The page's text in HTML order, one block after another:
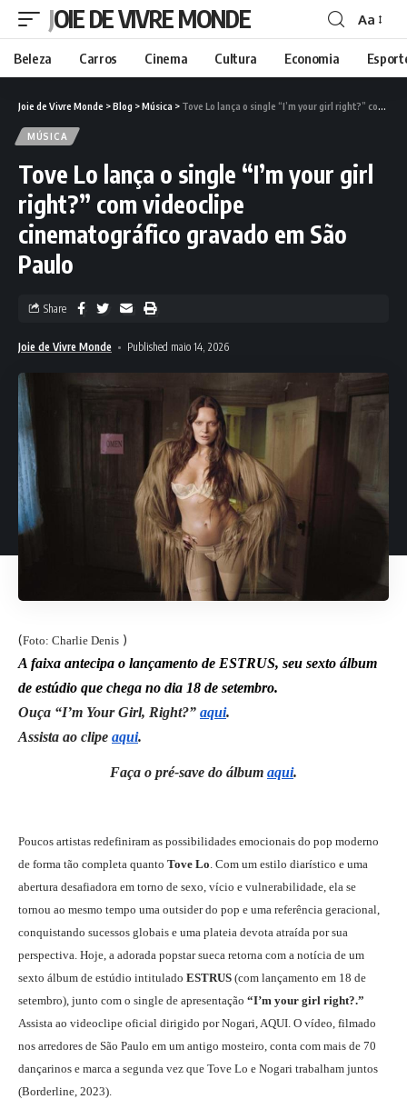
JOIE DE VIVRE MONDE Aa
Beleza Carros Cinema Cultura Economia
Joie de Vivre Monde >Blog >Música > Tove Lo lança o single “I’m your girl right?” com videoclipe cinematográfico gravado em São Paulo
MÚSICA
Tove Lo lança o single “I’m your girl
right?” com videoclipe
cinematográfico gravado em São
Paulo
Joie de Vivre Monde Published maio 14, 2026
Share
(Foto: Charlie Denis )
A faixa antecipa o lançamento de ESTRUS, seu sexto álbum
de estúdio que chega no dia 18 de setembro.
Ouça “I’m Your Girl, Right?” aqui.
Assista ao clipe aqui.
Faça o pré-save do álbum aqui.
Poucos artistas redefiniram as possibilidades emocionais do pop moderno
de forma tão completa quanto Tove Lo . Com um estilo diarístico e uma
abertura desafiadora em torno de sexo, vício e vulnerabilidade, ela se
tornou ao mesmo tempo uma outsider do pop e uma referência geracional,
conquistando sucessos globais e uma plateia devota atraída por sua
perspectiva. Hoje, a adorada popstar sueca retorna com a notícia de um
sexto álbum de estúdio intitulado ESTRUS (com lançamento em 18 de
setembro), junto com o single de apresentação “I’m your girl right?.”
Assista ao videoclipe oficial dirigido por Nogari, AQUI. O vídeo, filmado
nos arredores de São Paulo em um antigo mosteiro, conta com mais de 70
dançarinos e marca a segunda vez que Tove Lo e Nogari trabalham juntos
(Borderline, 2023).